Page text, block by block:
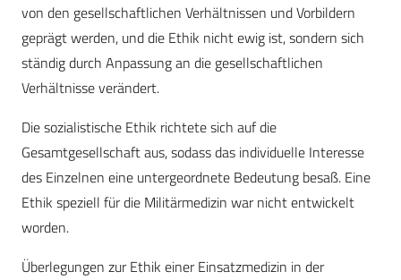
von den gesellschaftlichen Verhältnissen und Vorbildern
geprägt werden, und die Ethik nicht ewig ist, sondern sich
ständig durch Anpassung an die gesellschaftlichen
Verhältnisse verändert.
Die sozialistische Ethik richtete sich auf die
Gesamtgesellschaft aus, sodass das individuelle Interesse
des Einzelnen eine untergeordnete Bedeutung besaß. Eine
Ethik speziell für die Militärmedizin war nicht entwickelt
worden.
Überlegungen zur Ethik einer Einsatzmedizin in der